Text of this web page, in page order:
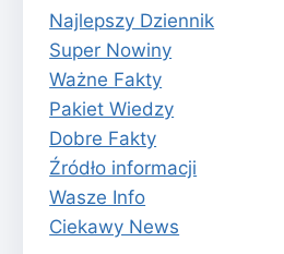
Najlepszy Dziennik
Super Nowiny
Ważne Fakty
Pakiet Wiedzy
Dobre Fakty
Źródło informacji
Wasze Info
Ciekawy News